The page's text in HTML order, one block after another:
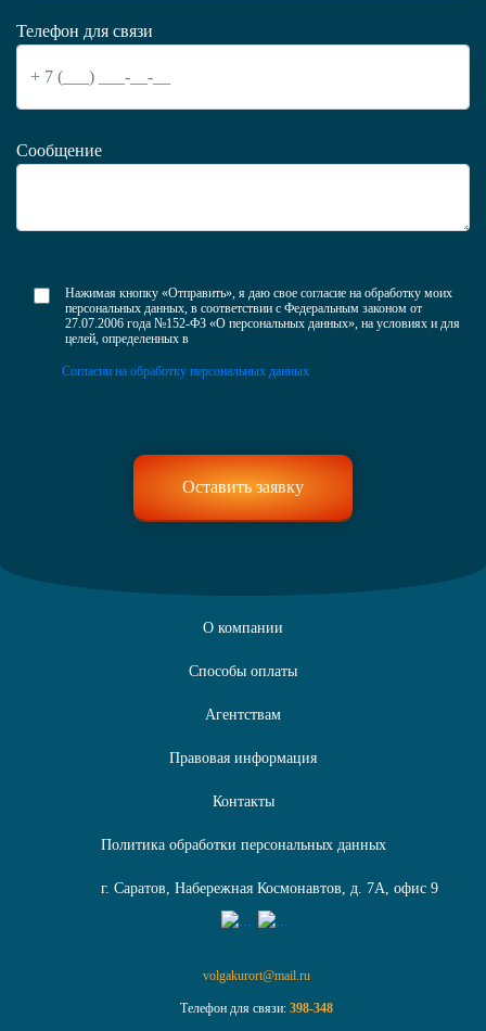
Телефон для связи
Сообщение
Нажимая кнопку «Отправить», я даю свое согласие на обработку моих
персональных данных, в соответствии с Федеральным законом от
27.07.2006 года №152-ФЗ «О персональных данных», на условиях и для
целей, определенных в
Согласии на обработку персональных данных
О компании
Способы оплаты
Агентствам
Правовая информация
Контакты
Политика обработки персональных данных
г. Саратов, Набережная Космонавтов, д. 7А, офис 9
volgakurort@mail.ru
Телефон для связи: 398-348